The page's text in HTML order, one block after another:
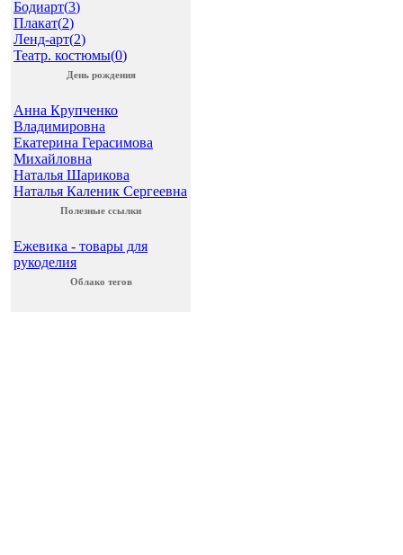
Бодиарт(3)
Плакат(2)
Ленд-арт(2)
Театр. костюмы(0)
День рождения
Анна Крупченко
Владимировна
Екатерина Герасимова
Михайловна
Наталья Шарикова
Наталья Каленик Сергеевна
Полезные ссылки
Ежевика - товары для
рукоделия
Облако тегов